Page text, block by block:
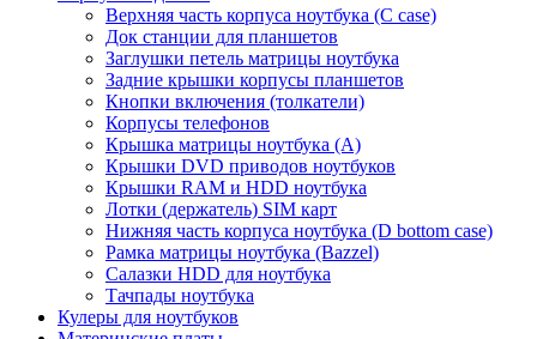
Верхняя часть корпуса ноутбука (С case)
Док станции для планшетов
Заглушки петель матрицы ноутбука
Задние крышки корпусы планшетов
Кнопки включения (толкатели)
Корпусы телефонов
Крышка матрицы ноутбука (A)
Крышки DVD приводов ноутбуков
Крышки RAM и HDD ноутбука
Лотки (держатель) SIM карт
Нижняя часть корпуса ноутбука (D bottom case)
Рамка матрицы ноутбука (Bazzel)
Салазки HDD для ноутбука
Тачпады ноутбука
Кулеры для ноутбуков